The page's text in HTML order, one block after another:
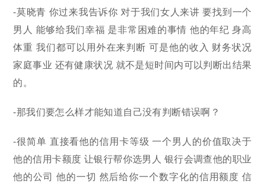
-莫晓青 你过来我告诉你 对于我们女人来讲 要找到一个
男人 能够给我们幸福 是非常困难的事情 他的年纪 身高
体重 我们都可以用外在来判断 可是他的收入 财务状况
家庭事业 还有健康状况 就不是短时间内可以判断出结果
的。
-那我们要怎么样才能知道自己没有判断错误啊？
-很简单 直接看他的信用卡等级 一个男人的价值取决于
他的信用卡额度 让银行帮你选男人 银行会调查他的职业
他的公司 他的一切 然后给你一个数字化的信用额度 信